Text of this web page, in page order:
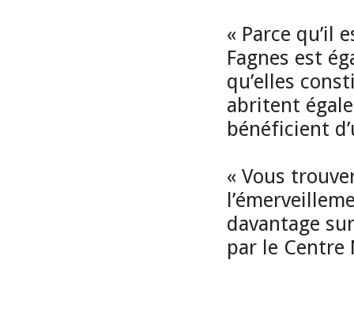
« Parce qu’il
Fagnes est
qu’elles
abritent
bénéficient
« Vous
davantage
par le Centre